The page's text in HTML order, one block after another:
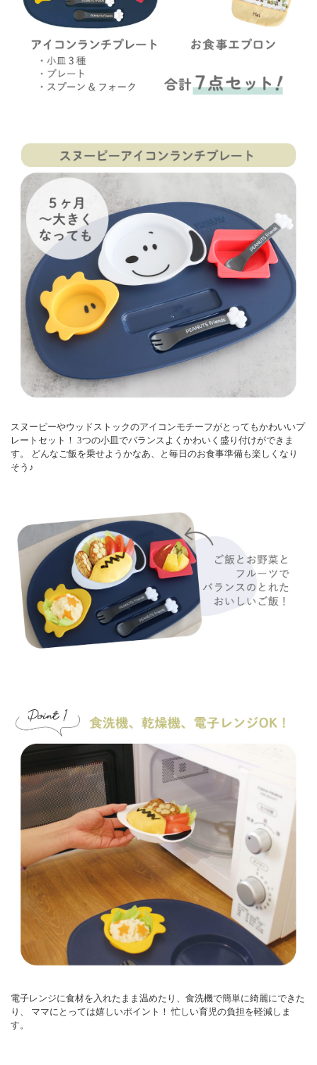
スヌーピーやウッドストックのアイコンモチーフがとってもかわいいプ
レートセット！ 3つの小皿でバランスよくかわいく盛り付けができま
す。
どんなご飯を乗せようかなあ、と毎日のお食事準備も楽しくなり
そう♪
電子レンジに食材を入れたまま温めたり、食洗機で簡単に綺麗にできた
り、
ママにとっては嬉しいポイント！ 忙しい育児の負担を軽減しま
す。